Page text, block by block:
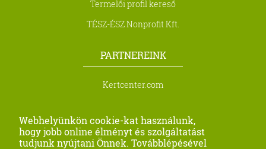
Webhelyünkön cookie-kat használunk,
hogy jobb online élményt és szolgáltatást
tudjunk nyújtani Önnek. Továbblépésével
Termelői profil kereső
TÉSZ-ÉSZ Nonprofit Kft.
PARTNEREINK
Kertcenter.com
Metra Kft.
Profi Seeds Agro Kft